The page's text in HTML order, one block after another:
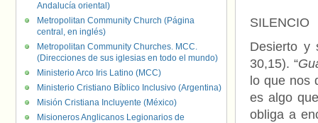
SILENCIO
Desierto y
30,15). “
lo que nos
es algo
obliga a
Andalucía oriental)
Metropolitan Community Church (Página
central, en inglés)
Metropolitan Community Churches. MCC.
(Direcciones de sus iglesias en todo el mundo)
Ministerio Arco Iris Latino (MCC)
Ministerio Cristiano Bíblico Inclusivo (Argentina)
Misión Cristiana Incluyente (México)
Misioneros Anglicanos Legionarios de